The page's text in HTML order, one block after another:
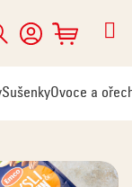
Hledat
NÁKUPNÍ
KOŠÍK
SušenkyOvoce a